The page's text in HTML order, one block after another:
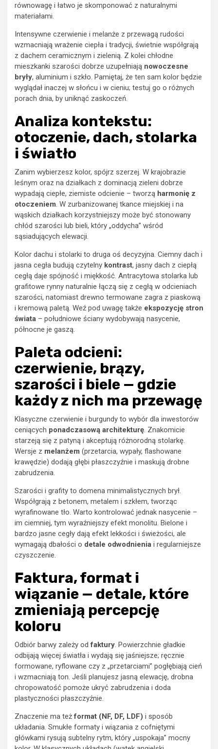
równowagę i łatwo je skomponować z naturalnymi
materiałami.
Intensywne czerwienie i melanże z przewagą rudości
wzmacniają wrażenie ciepła i tradycji, świetnie współgrają
z dachem ceramicznym i zielenią. Z kolei chłodne
mieszkanki szarości dobrze uzupełniają nowoczesne
bryły, aluminium i szkło. Pamiętaj, że ten sam kolor będzie
wyglądał inaczej w słońcu i w cieniu; testuj go o różnych
porach dnia, by uniknąć zaskoczeń.
Analiza kontekstu:
otoczenie, dach, stolarka
i światło
Zanim wybierzesz kolor, spójrz szerzej. W krajobrazie
leśnym oraz na działkach z dominacją zieleni dobrze
wypadają ciepłe, ziemiste odcienie – tworzą harmonię z
otoczeniem. W zurbanizowanej tkance miejskiej i na
wąskich działkach korzystniejszy może być stonowany
chłód szarości lub bieli, który „oddycha” wśród
sąsiadujących elewacji.
Kolor dachu i stolarki to druga oś decyzyjna. Ciemny dach i
jasna cegła budują czytelny kontrast, jasny dach z ciepłą
cegłą daje spójność i miękkość. Antracytowa stolarka lub
grafitowe rynny naturalnie łączą się z cegłą w odcieniach
szarości, natomiast drewno termowane zagra z piaskową
i kremową paletą. Weź pod uwagę także ekspozycję stron
świata – południowe ściany wydobywają nasycenie,
północne je gaszą.
Paleta odcieni:
czerwienie, brązy,
szarości i biele — gdzie
każdy z nich ma przewagę
Klasyczne czerwienie i burgundy to wybór dla inwestorów
ceniących ponadczasową architekturę. Znakomicie
starzeją się z patyną i akceptują różnorodną stolarkę.
Wersje z melanżem (przetarcia, wypały, flashowane
krawędzie) dodają głębi płaszczyźnie i maskują drobne
zabrudzenia.
Szarości i grafity to domena minimalistycznych brył.
Współgrają z betonem, metalem i szkłem, tworząc
wyrafinowane tło. Warto kontrolować jednak nasycenie –
im ciemniej, tym wyraźniejszy efekt monolitu. Bielone i
bardzo jasne cegły dają efekt lekkości i świeżości, ale
wymagają dbałości o detale odwodnienia i regularniejsze
czyszczenie.
Faktura, format i
wiązanie — detale, które
zmieniają percepcję
koloru
Odbiór barwy zależy odfaktury. Powierzchnie gładkie
odbijają więcej światła i wydają się jaśniejsze; ręcznie
formowane, ryflowane czy z „przetarciami” pogłębiają cień
i wzmacniają ton. Jeśli planujesz jasną elewację, drobna
chropowatość pomoże ukryć zabrudzenia i doda
plastyczności płaszczyźnie.
Znaczenie ma teżformat (NF, DF, LDF) i sposób
układania. Smukłe formaty i wiązania z cofniętymi
główkami rysują subtelny rytm, który „uspokaja” mocny